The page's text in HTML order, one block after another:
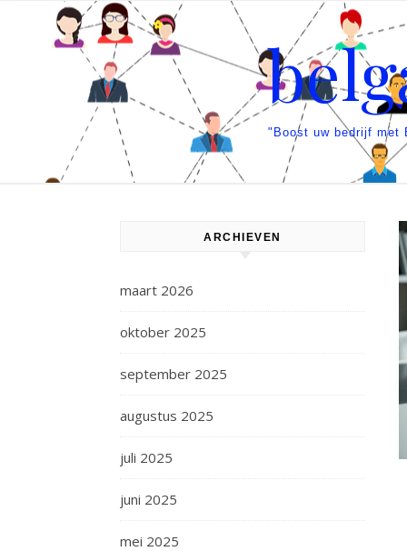
Spring naar inhoud
"Boost uw bedrijf met
ARCHIEVEN
maart 2026
oktober 2025
september 2025
augustus 2025
juli 2025
juni 2025
mei 2025